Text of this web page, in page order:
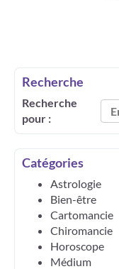
Recherche
Recherche
pour :
Catégories
Astrologie
Bien-être
Cartomancie
Chiromancie
Horoscope
Médium